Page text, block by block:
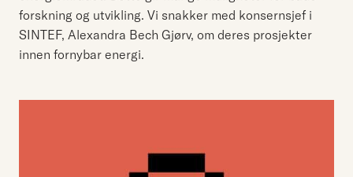
forskning og utvikling. Vi snakker med konsernsjef i
SINTEF, Alexandra Bech Gjørv, om deres prosjekter
innen fornybar energi.